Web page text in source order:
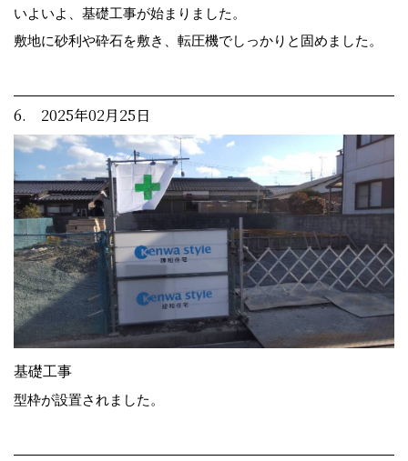
いよいよ、基礎工事が始まりました。
敷地に砂利や砕石を敷き、転圧機でしっかりと固めました。
6. 2025年02月25日
基礎工事
型枠が設置されました。